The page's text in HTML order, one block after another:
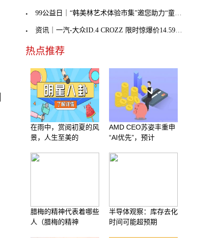
99公益日｜“韩美林艺术体验市集”邀您助力“童音童
资讯｜一汽-大众ID.4 CROZZ 限时惊爆价14.59万元起
热点推荐
在雨中，赏阅初夏的风
景，人生至美的
AMD CEO苏姿丰重申
“AI优先”，预计
腊梅的精神代表着哪些
人（腊梅的精神
半导体观察：库存去化
时间可能超预期